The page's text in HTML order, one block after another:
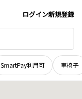
ログイン新規登録
SmartPay利用可 車椅子